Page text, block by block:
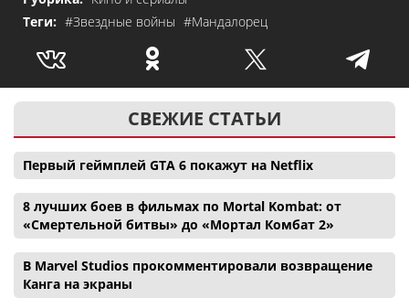
Теги: #Звездные войны #Мандалорец
СВЕЖИЕ СТАТЬИ
Первый геймплей GTA 6 покажут на Netflix
8 лучших боев в фильмах по Mortal Kombat: от
«Смертельной битвы» до «Мортал Комбат 2»
В Marvel Studios прокомментировали возвращение
Канга на экраны